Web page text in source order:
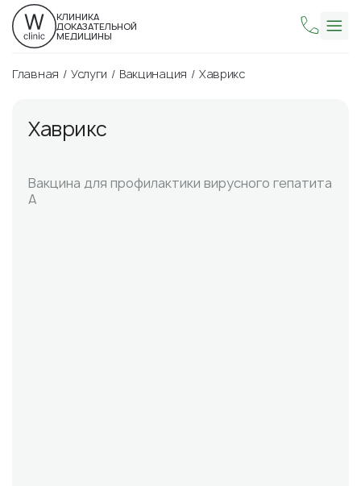
КЛИНИКА
ДОКАЗАТЕЛЬНОЙ
МЕДИЦИНЫ
Главная Услуги Вакцинация Хаврикс
Хаврикс
Вакцина для профилактики вирусного гепатита
А